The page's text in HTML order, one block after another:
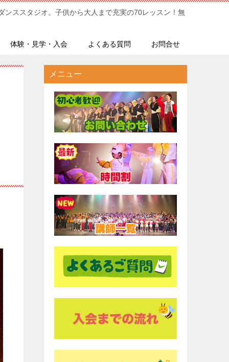
ンススタジオ。子供から大人まで充実の70レッスン！無
体験・見学・入会 よくある質問 お問合せ
メニュー